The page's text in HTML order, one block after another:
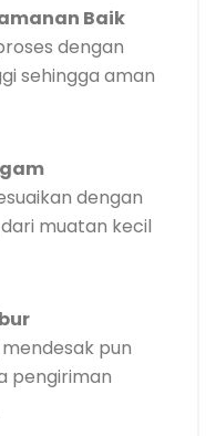
Baik
dengan
sehingga aman
dengan
muatan kecil
pun
pengiriman